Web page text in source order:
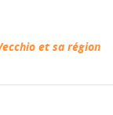
et sa région